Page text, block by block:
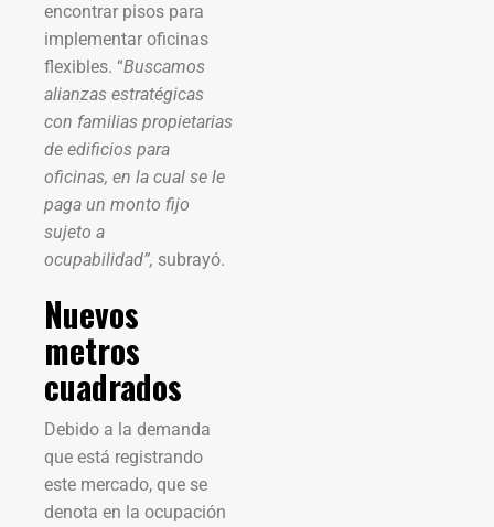
encontrar pisos para
implementar oficinas
flexibles. “Buscamos
alianzas estratégicas
con familias propietarias
de edificios para
oficinas, en la cual se le
paga un monto fijo
sujeto a
ocupabilidad”, subrayó.
Nuevos
metros
cuadrados
Debido a la demanda
que está registrando
este mercado, que se
denota en la ocupación